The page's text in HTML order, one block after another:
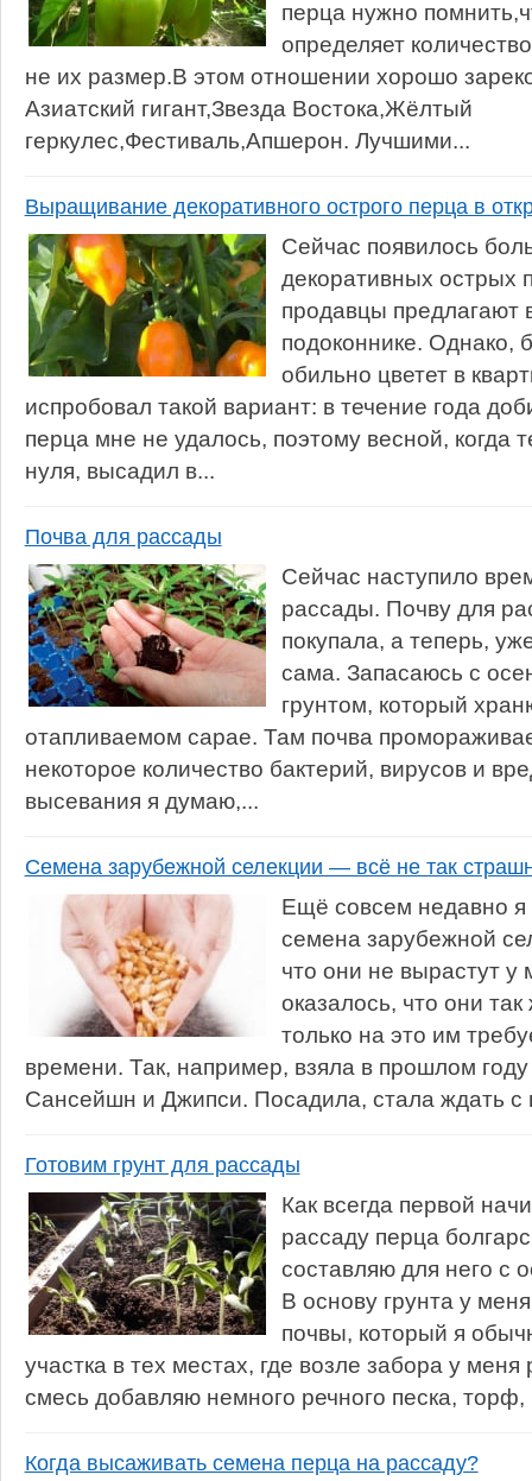
перца нужно
определяет
не их размер.В этом отношении хорошо
Азиатский гигант,Звезда Востока,Жёлтый
геркулес,Фестиваль,Апшерон. Лучшими...
Выращивание декоративного острого перца в
Сейчас появилось
декоративных острых
продавцы предлагают
подоконнике. Однако,
обильно цветет в
испробовал такой вариант: в течение года
перца мне не удалось, поэтому весной,
нуля, высадил в...
Почва для рассады
Сейчас наступило
рассады. Почву для
покупала, а теперь,
сама. Запасаюсь с
грунтом, который
отапливаемом сарае. Там почва
некоторое количество бактерий, вирусов и
высевания я думаю,...
Семена зарубежной селекции — всё не так
Ещё совсем недавно я
семена зарубежной
что они не вырастут у
оказалось, что они
только на это им
времени. Так, например, взяла в прошлом
Сансейшн и Джипси. Посадила, стала ждать с
Готовим грунт для рассады
Как всегда первой
рассаду перца
составляю для него с
В основу грунта у
почвы, который я
участка в тех местах, где возле забора у меня
смесь добавляю немного речного песка,
Когда высаживать семена перца на рассаду?